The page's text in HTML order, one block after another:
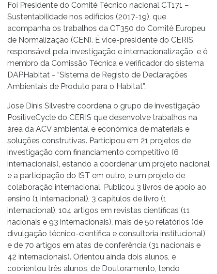
Foi Presidente do Comité Técnico nacional CT171 –
Sustentabilidade nos edifícios (2017-19), que
acompanha os trabalhos da CT350 do Comité Europeu
de Normalização (CEN). É vice-presidente do CERIS,
responsável pela investigação e internacionalização, e é
membro da Comissão Técnica e verificador do sistema
DAPHabitat - “Sistema de Registo de Declarações
Ambientais de Produto para o Habitat”.
José Dinis Silvestre coordena o grupo de investigação
PositiveCycle do CERIS que desenvolve trabalhos na
área da ACV ambiental e económica de materiais e
soluções construtivas. Participou em 21 projetos de
investigação com financiamento competitivo (6
internacionais), estando a coordenar um projeto nacional
e a participação do IST em outro, e um projeto de
colaboração internacional. Publicou 3 livros de apoio ao
ensino (1 internacional), 3 capítulos de livro (1
internacional), 104 artigos em revistas científicas (11
nacionais e 93 internacionais), mais de 50 relatórios (de
divulgação técnico-científica e consultoria institucional)
e de 70 artigos em atas de conferência (31 nacionais e
42 internacionais). Orientou ainda dois alunos, e
coorientou três alunos, de Doutoramento, tendo